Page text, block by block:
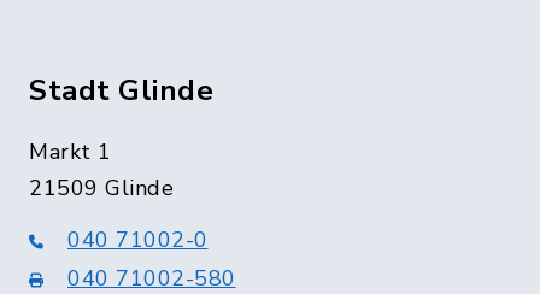
Stadt Glinde
Markt 1
21509 Glinde
040 71002-0
040 71002-580